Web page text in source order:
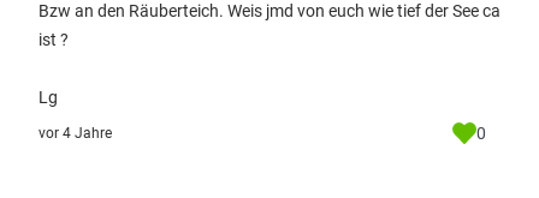
Bzw an den Räuberteich. Weis jmd von euch wie tief der See ca
ist ?
Lg
vor 4 Jahre 0